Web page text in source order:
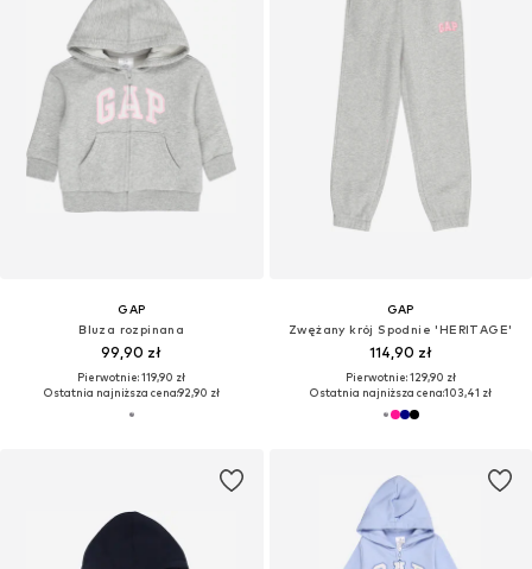
GAP
Bluza rozpinana
99,90 zł
Pierwotnie: 119,90 zł
Ostatnia najniższa cena:92,90 zł
GAP
Zwężany krój Spodnie 'HERITAGE'
114,90 zł
Pierwotnie: 129,90 zł
Ostatnia najniższa cena:103,41 zł